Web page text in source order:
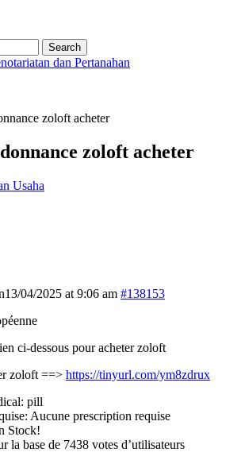
dan Pertanahan
zoloft acheter
zoloft acheter
Usaha
04/2025 at 9:06 am #138153
ci-dessous pour acheter zoloft
zoloft ==> https://tinyurl.com/ym8zdrux
pill
Aucune prescription requise
Stock!
la base de 7438 votes d’utilisateurs